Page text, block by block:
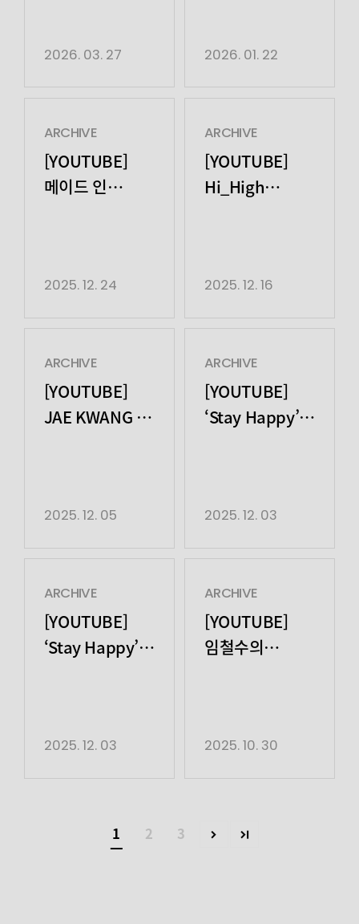
2026. 03. 27 2026. 01. 22
ARCHIVE
[YOUTUBE]
메이드 인
2025. 12. 24
ARCHIVE
[YOUTUBE]
Hi_High
2025. 12. 16
ARCHIVE
[YOUTUBE]
JAE KWANG in
2025. 12. 05
ARCHIVE
[YOUTUBE]
‘Stay Happy’
2025. 12. 03
ARCHIVE
[YOUTUBE]
‘Stay Happy’
2025. 12. 03
ARCHIVE
[YOUTUBE]
임철수의
2025. 10. 30
1 2 3